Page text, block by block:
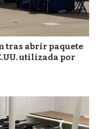
tras abrir paquete
utilizada por